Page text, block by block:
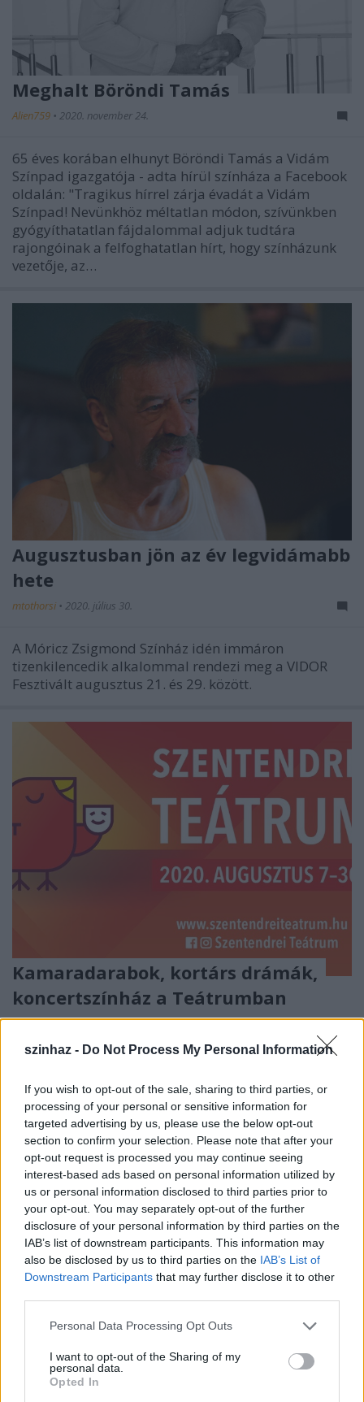
szinhaz - Do Not Process My Personal Information
If you wish to opt-out of the sale, sharing to third parties, or
processing of your personal or sensitive information for
targeted advertising by us, please use the below opt-out
section to confirm your selection. Please note that after your
opt-out request is processed you may continue seeing
interest-based ads based on personal information utilized by
us or personal information disclosed to third parties prior to
your opt-out. You may separately opt-out of the further
disclosure of your personal information by third parties on the
IAB’s list of downstream participants. This information may
also be disclosed by us to third parties on the IAB’s List of
Downstream Participants that may further disclose it to other
Please note that this website/app uses one or more Google
not limited to your visit or usage behaviour. You may click to
grant or deny consent to Google and its third-party tags to
use your data for below specified purposes in below Google
Personal Data Processing Opt Outs
I want to opt-out of the Sharing of my
personal data.
Opted In
Meghalt Böröndi Tamás
Alien759 • 2020. november 24.
65 éves korában elhunyt Böröndi Tamás a Vidám
Színpad igazgatója - adta hírül színháza a Facebook
oldalán: "Tragikus hírrel zárja évadát a Vidám
Színpad! Nevünkhöz méltatlan módon, szívünkben
gyógyíthatatlan fájdalommal adjuk tudtára
rajongóinak a felfoghatatlan hírt, hogy színházunk
vezetője, az…
Augusztusban jön az év legvidámabb
hete
mtothorsi • 2020. július 30.
A Móricz Zsigmond Színház idén immáron
tizenkilencedik alkalommal rendezi meg a VIDOR
Fesztivált augusztus 21. és 29. között.
Kamaradarabok, kortárs drámák,
koncertszínház a Teátrumban
mtothorsi•2020. július 27.
ősbemutatóval indul és a nyár végével sem zárul. A
kőszínházi évadban további bemutatók és
előadások várják a közönséget Szentendrén.